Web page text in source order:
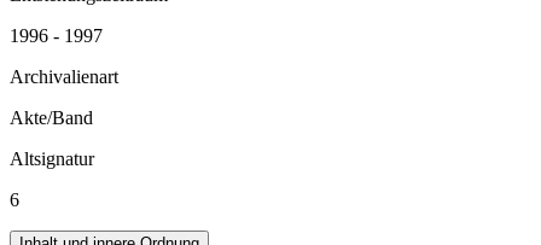
1996 - 1997
Archivalienart
Akte/Band
Altsignatur
6